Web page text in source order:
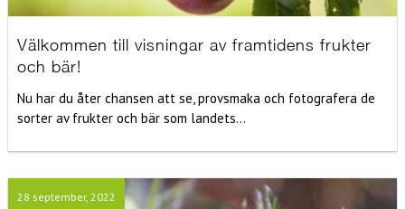
Välkommen till visningar av framtidens frukter
och bär!
Nu har du åter chansen att se, provsmaka och fotografera de
sorter av frukter och bär som landets...
28 september, 2022